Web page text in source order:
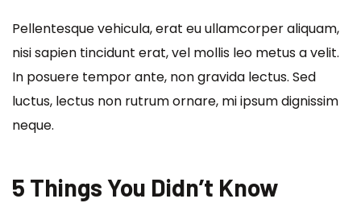
Pellentesque vehicula, erat eu ullamcorper aliquam,
nisi sapien tincidunt erat, vel mollis leo metus a velit.
In posuere tempor ante, non gravida lectus. Sed
luctus, lectus non rutrum ornare, mi ipsum dignissim
neque.
5 Things You Didn’t Know